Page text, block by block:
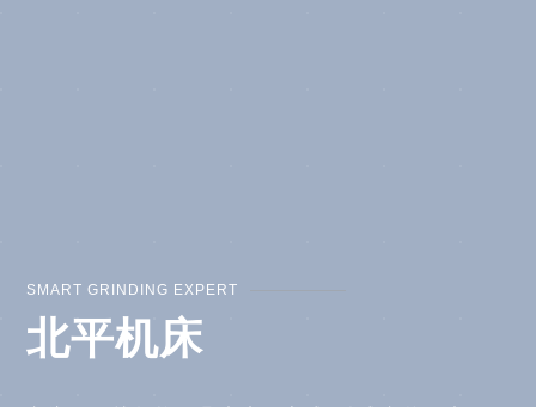
SMART GRINDING EXPERT
北平机床